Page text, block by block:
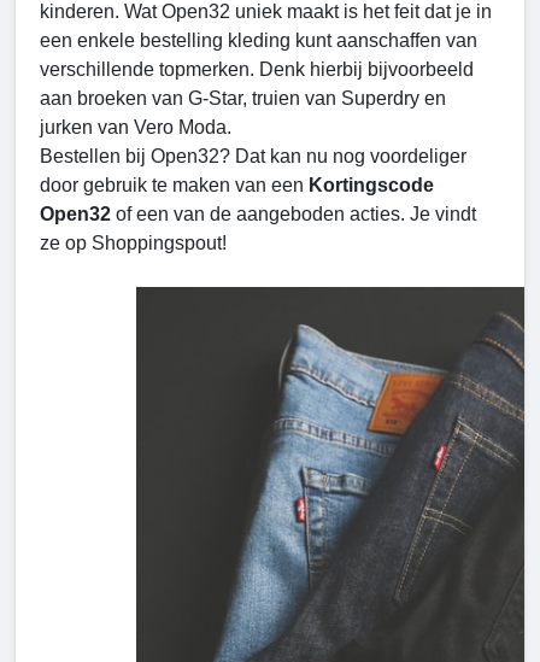
kinderen. Wat Open32 uniek maakt is het feit dat je in
een enkele bestelling kleding kunt aanschaffen van
verschillende topmerken. Denk hierbij bijvoorbeeld
aan broeken van G-Star, truien van Superdry en
jurken van Vero Moda.
Bestellen bij Open32? Dat kan nu nog voordeliger
door gebruik te maken van een Kortingscode
Open32 of een van de aangeboden acties. Je vindt
ze op Shoppingspout!